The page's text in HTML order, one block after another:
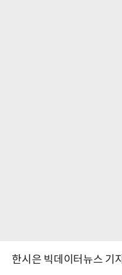
한시은 빅데이터뉴스